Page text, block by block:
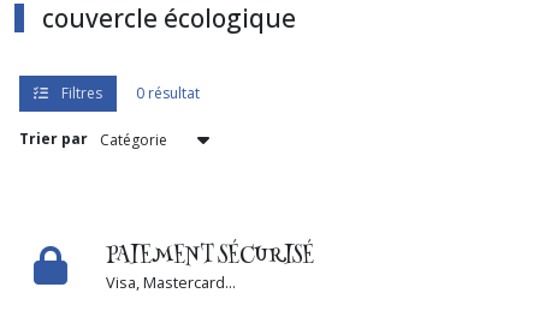
couvercle écologique
Filtres 0 résultat
Trier par
PAIEMENT SÉCURISÉ
Visa, Mastercard...
Gant
(2)
pochette